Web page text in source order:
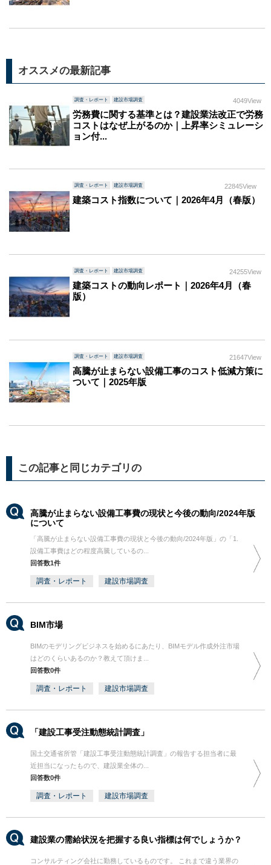
オススメの最新記事
調査・レポート 建設市場調査 4049View
労務費に関する基準とは？建設業法改正で労務
コストはなぜ上がるのか｜上昇率シミュレーシ
ョン付...
調査・レポート 建設市場調査 22845View
建築コスト指数について｜2026年4月（春版）
調査・レポート 建設市場調査 24255View
建築コストの動向レポート｜2026年4月（春
版）
調査・レポート 建設市場調査 21647View
高騰が止まらない設備工事のコスト低減方策に
ついて｜2025年版
この記事と同じカテゴリの
高騰が止まらない設備工事費の現状と今後の動向/2024年版
について
「高騰が止まらない設備工事費の現状と今後の動向/2024年版」の「1.
設備工事費はどの程度高騰しているの...
回答数1件
調査・レポート 建設市場調査
BIM市場
BIMのモデリングビジネスを始めるにあたり、BIMモデル作成外注市場
はどのくらいあるのか？教えて頂けま...
回答数0件
調査・レポート 建設市場調査
「建設工事受注動態統計調査」
国土交通省所管「建設工事受注動態統計調査」の報告する担当者に最
近担当になったもので、建設業全体の...
回答数0件
調査・レポート 建設市場調査
建設業の需給状況を把握する良い指標は何でしょうか？
コンサルティング会社に勤務しているものです。 これまで違う業界の